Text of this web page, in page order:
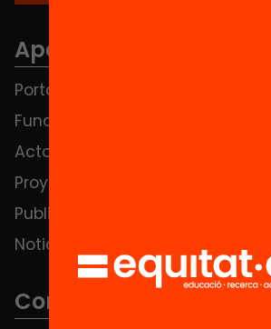
Apartados
Portada
Fundación
Actos
Proyectos
Publicaciones y vídeos
Noticias
Contacto